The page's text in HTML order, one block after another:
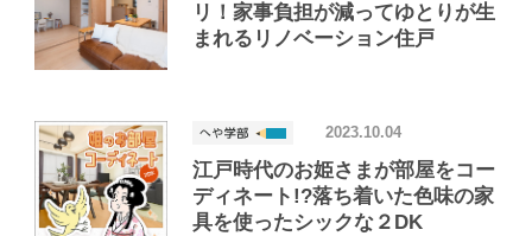
リ！家事負担が減ってゆとりが生
まれるリノベーション住戸
江戸時代のお姫さまが部屋をコー
ディネート!?落ち着いた色味の家
具を使ったシックな２DK
2023.10.04